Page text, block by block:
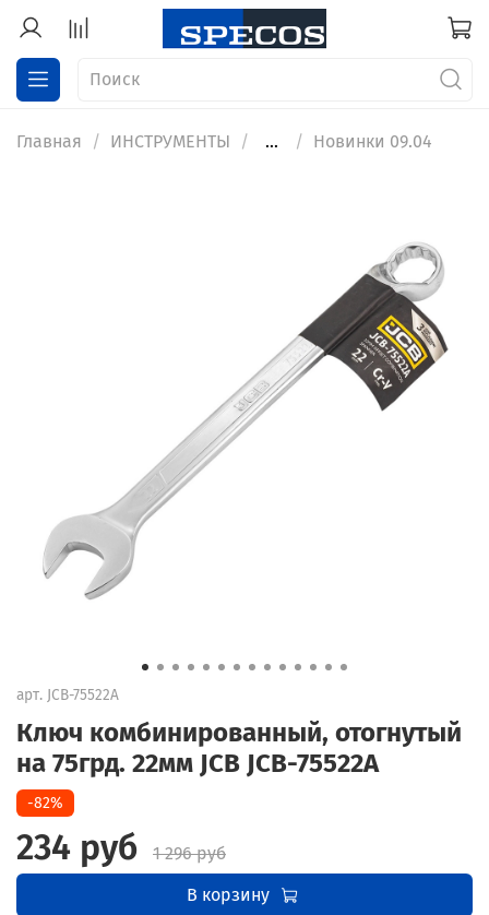
Главная ИНСТРУМЕНТЫ ... Новинки 09.04
арт. JCB-75522A
Ключ комбинированный, отогнутый
на 75грд. 22мм JCB JCB-75522A
-82%
234 руб
1 296 руб
В корзину